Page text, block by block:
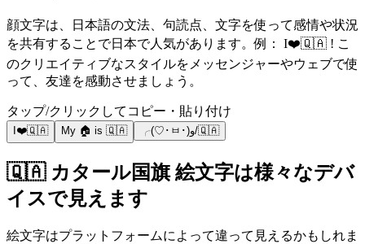
顔文字は、日本語の文法、句読点、文字を使って感情や状況
を共有することで日本で人気があります。例： I❤️🇶🇦 ! こ
のクリエイティブなスタイルをメッセンジャーやウェブで使
って、友達を感動させましょう。
タップ/クリックしてコピー・貼り付け
I❤️🇶🇦 My 🏠 is 🇶🇦 ╭(♡･ㅂ･)و/🇶🇦
🇶🇦 カタール国旗 絵文字は様々なデバ
イスで見えます
絵文字はプラットフォームによって違って見えるかもしれま